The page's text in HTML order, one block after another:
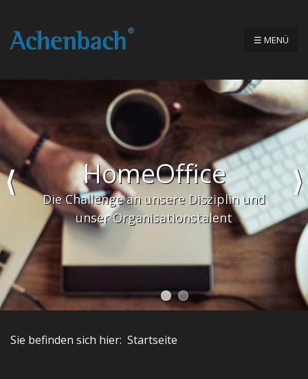
☰ MENÜ
HomeOffice
Die Challenge an unsere Disziplin und
unser Organisationstalent
Sie befinden sich hier: Startseite